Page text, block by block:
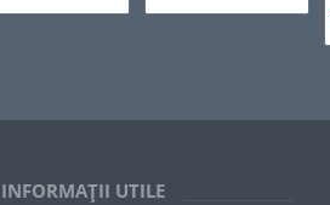
INFORMAȚII UTILE